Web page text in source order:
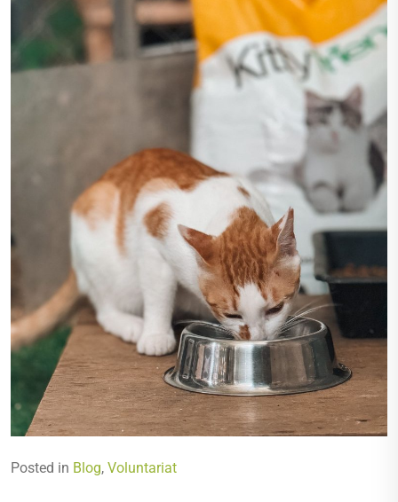
Posted in Blog, Voluntariat